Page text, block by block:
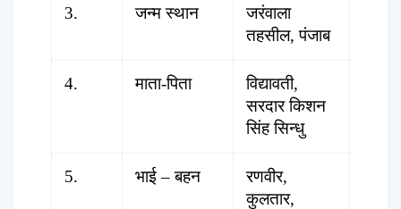
3. जन्म स्थान
जरंवाला
तहसील, पंजाब
4. माता-पिता
विद्यावती,
सरदार किशन
सिंह सिन्धु
5. भाई – बहन
रणवीर,
कुलतार,